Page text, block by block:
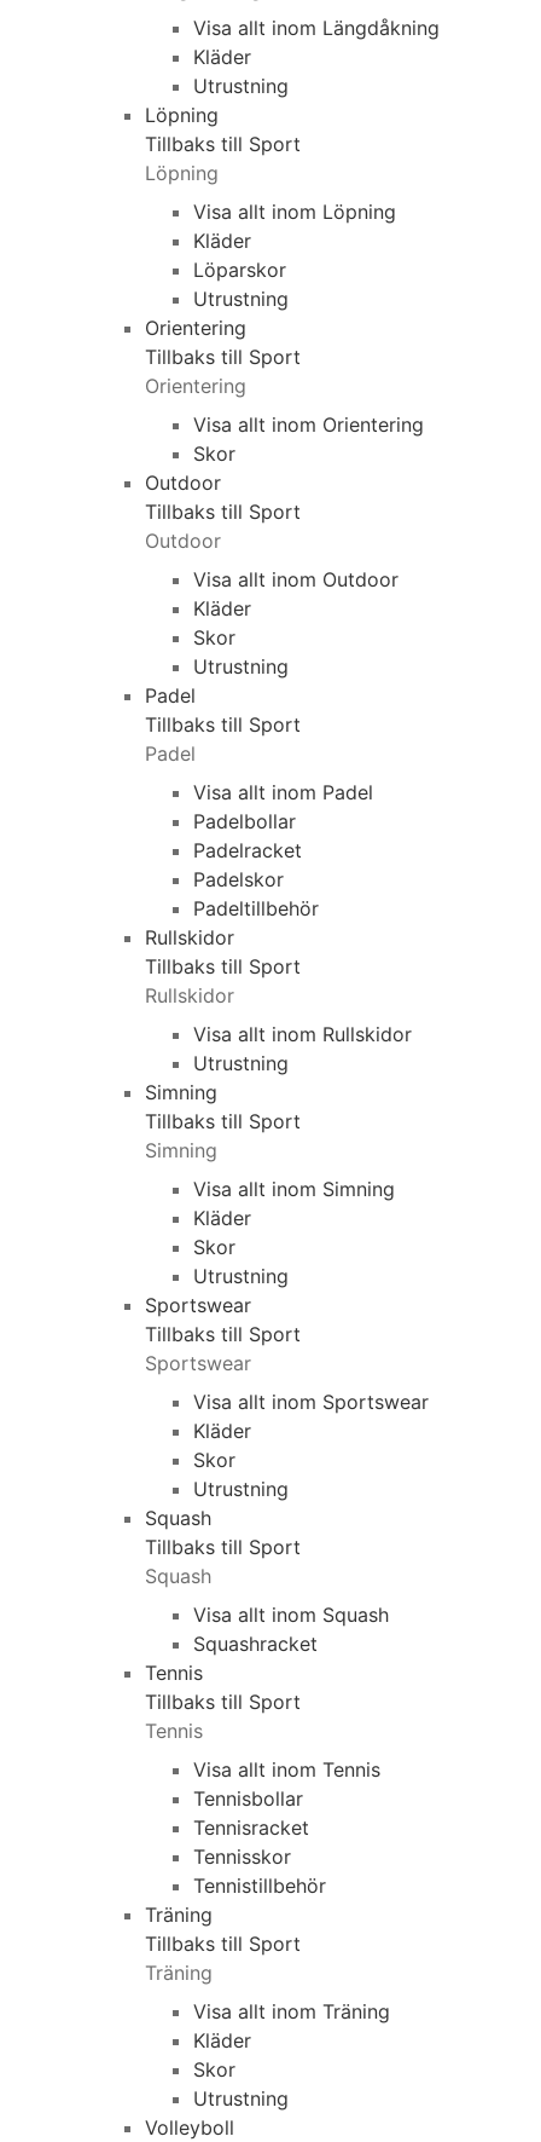
Visa allt inom Längdåkning
Kläder
Utrustning
Löpning
Tillbaks till Sport
Löpning
Visa allt inom Löpning
Kläder
Löparskor
Utrustning
Orientering
Tillbaks till Sport
Orientering
Visa allt inom Orientering
Skor
Outdoor
Tillbaks till Sport
Outdoor
Visa allt inom Outdoor
Kläder
Skor
Utrustning
Padel
Tillbaks till Sport
Padel
Visa allt inom Padel
Padelbollar
Padelracket
Padelskor
Padeltillbehör
Rullskidor
Tillbaks till Sport
Rullskidor
Visa allt inom Rullskidor
Utrustning
Simning
Tillbaks till Sport
Simning
Visa allt inom Simning
Kläder
Skor
Utrustning
Sportswear
Tillbaks till Sport
Sportswear
Visa allt inom Sportswear
Kläder
Skor
Utrustning
Squash
Tillbaks till Sport
Squash
Visa allt inom Squash
Squashracket
Tennis
Tillbaks till Sport
Tennis
Visa allt inom Tennis
Tennisbollar
Tennisracket
Tennisskor
Tennistillbehör
Träning
Tillbaks till Sport
Träning
Visa allt inom Träning
Kläder
Skor
Utrustning
Volleyboll